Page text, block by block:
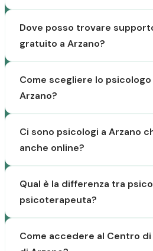
Dove posso trovare
gratuito a Arzano?
Come scegliere lo
Arzano?
Ci sono psicologi a Arzano
anche online?
Qual è la differenza tra
psicoterapeuta?
Come accedere al Centro